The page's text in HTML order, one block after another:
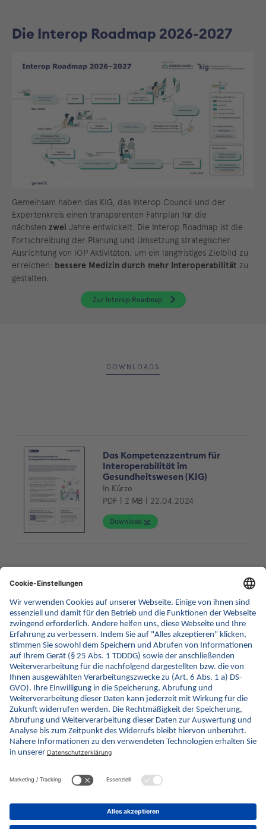
Die Interop Roadmap 2026-2027
Gemeinsam haben das KIG, das Interop Council und der
Expertenkreis einen transparenten Fahrplan für die
nächsten zwei Jahre entwickelt. Die Interop Roadmap ist die
Fortschreibung der Planung und Umsetzung strategischer
Ausrichtung von IOP Aktivitäten, um ein langfristiges Zielbild zu
erreichen: bessere Medizin durch mehr Interoperabilität zu
gestalten.
Zur Interop Roadmap
DOWNLOADS
Das Kompetenzzentrum für
Interoperabilität im
Gesundheitswesen (KIG)
In Kürze
PDF | 2 MB | 22.04.2024
Download
The competence centre for
Interoperability in Healthcare
In short
PDF | 2 MB | 22.04.2024
Download